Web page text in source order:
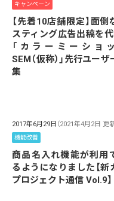
キャンペーン
【先着10店舗限定】面倒
スティング広告出稿を代
「カラーミーショ
SEM（仮称）」先行ユーザ
集
2017年6月29日 （2021年4月2日 更新
機能改善
商品名入れ機能が利用
るようになりました【新
プロジェクト通信 Vol.9】